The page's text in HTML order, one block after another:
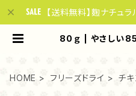
【送料無料】麴ナチュ
80ｇ | やさしい
HOME フリーズドライ チキ